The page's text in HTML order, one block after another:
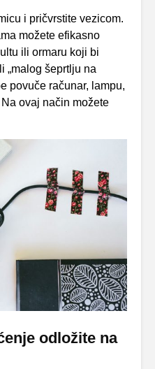
i pričvrstite vezicom.
možete efikasno
ili ormaru koji bi
„malog šeprtlju na
povuče računar, lampu,
ovaj način možete
odložite na